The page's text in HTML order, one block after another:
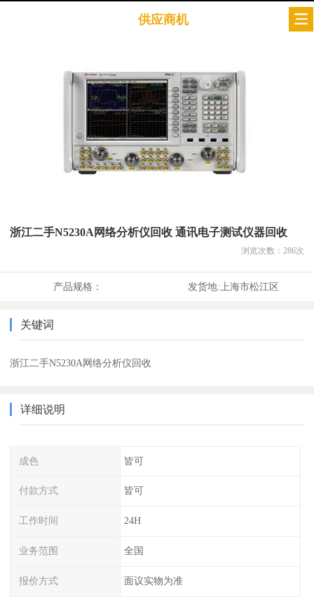
供应商机
浙江二手N5230A网络分析仪回收 通讯电子测试仪器回收
浏览次数： 286次
产品规格： 发货地:上海市松江区
关键词
浙江二手N5230A网络分析仪回收
详细说明
成色 皆可
付款方式 皆可
工作时间 24H
业务范围 全国
报价方式 面议实物为准